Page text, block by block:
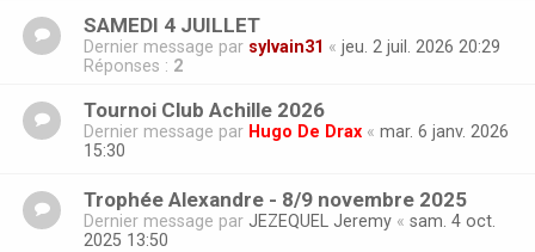
SAMEDI 4 JUILLET
Dernier message par sylvain31 « jeu. 2 juil. 2026 20:29
Réponses : 2
Tournoi Club Achille 2026
Dernier message par Hugo De Drax « mar. 6 janv. 2026
15:30
Trophée Alexandre - 8/9 novembre 2025
Dernier message par JEZEQUEL Jeremy « sam. 4 oct.
2025 13:50